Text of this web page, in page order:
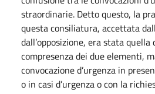
straordinarie. Detto questo, la
questa consiliatura, accettata
dall’opposizione, era stata
compresenza dei due elementi,
convocazione d’urgenza in
o in casi d’urgenza o con la